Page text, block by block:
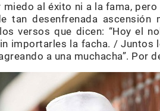
miedo al éxito ni a la fama,
tan desenfrenada ascensión
versos que dicen: “Hoy el
importarles la facha. /
a una muchacha”. Por